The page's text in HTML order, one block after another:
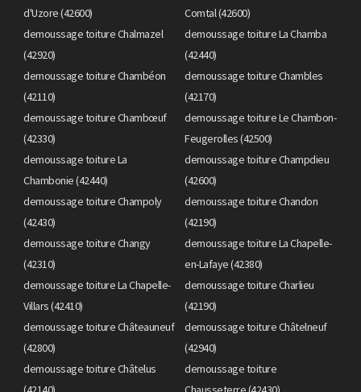
d'Uzore (42600)
Comtal (42600)
demoussage toiture Chalmazel
(42920)
demoussage toiture La Chamba
(42440)
demoussage toiture Chambéon
(42110)
demoussage toiture Chambles
(42170)
demoussage toiture Chambœuf
(42330)
demoussage toiture Le Chambon-
Feugerolles (42500)
demoussage toiture La
Chambonie (42440)
demoussage toiture Champdieu
(42600)
demoussage toiture Champoly
(42430)
demoussage toiture Chandon
(42190)
demoussage toiture Changy
(42310)
demoussage toiture La Chapelle-
en-Lafaye (42380)
demoussage toiture La Chapelle-
Villars (42410)
demoussage toiture Charlieu
(42190)
demoussage toiture Châteauneuf
(42800)
demoussage toiture Châtelneuf
(42940)
demoussage toiture Châtelus
demoussage toiture